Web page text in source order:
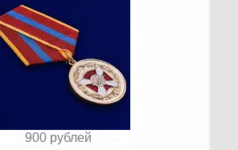
900 рублей